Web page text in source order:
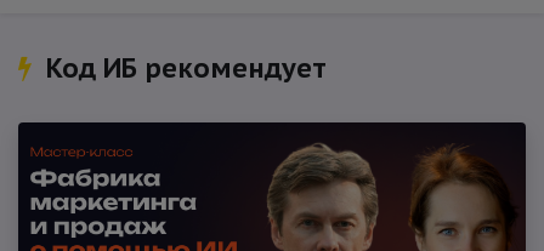
Код ИБ рекомендует